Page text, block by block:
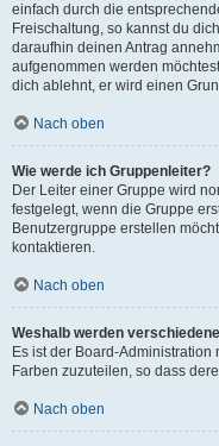
einfach durch die
Freischaltung, so kannst du
daraufhin deinen Antrag
aufgenommen werden
dich ablehnt, er wird einen
Nach oben
Wie werde ich Gruppenleiter?
Der Leiter einer Gruppe wird
festgelegt, wenn die Gruppe
Benutzergruppe erstellen
kontaktieren.
Nach oben
Weshalb werden
Es ist der Board-
Farben zuzuteilen, so dass
Nach oben